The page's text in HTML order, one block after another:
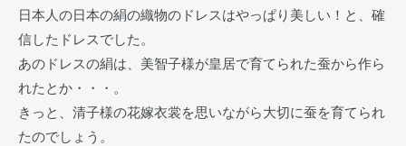
日本人の日本の絹の織物のドレスはやっぱり美しい！と、確
信したドレスでした。
あのドレスの絹は、美智子様が皇居で育てられた蚕から作ら
れたとか・・・。
きっと、清子様の花嫁衣裳を思いながら大切に蚕を育てられ
たのでしょう。